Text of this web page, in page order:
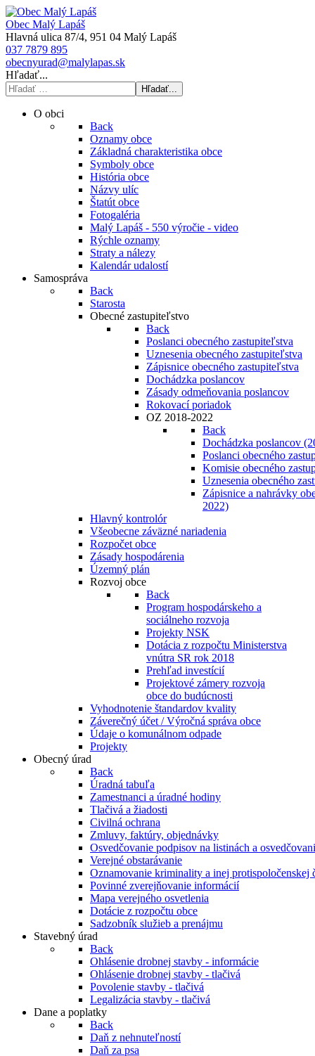
Obec Malý Lapáš
Hlavná ulica 87/4, 951 04 Malý Lapáš
037 7879 895
obecnyurad@malylapas.sk
Hľadať...
Hľadať...
O obci
Back
Oznamy obce
Základná charakteristika obce
Symboly obce
História obce
Názvy ulíc
Štatút obce
Fotogaléria
Malý Lapáš - 550 výročie - video
Rýchle oznamy
Straty a nálezy
Kalendár udalostí
Samospráva
Back
Starosta
Obecné zastupiteľstvo
Back
Poslanci obecného zastupiteľstva
Uznesenia obecného zastupiteľstva
Zápisnice obecného zastupiteľstva
Dochádzka poslancov
Zásady odmeňovania poslancov
Rokovací poriadok
OZ 2018-2022
Back
Dochádzka poslancov
Poslanci obecného
Komisie obecného
Uznesenia obecného
Zápisnice a nahrávky
2022)
Hlavný kontrolór
Všeobecne záväzné nariadenia
Rozpočet obce
Zásady hospodárenia
Územný plán
Rozvoj obce
Back
Program hospodárskeho a
sociálneho rozvoja
Projekty NSK
Dotácia z rozpočtu Ministerstva
vnútra SR rok 2018
Prehľad investícií
Projektové zámery rozvoja
obce do budúcnosti
Vyhodnotenie štandardov kvality
Záverečný účet / Výročná správa obce
Údaje o komunálnom odpade
Projekty
Obecný úrad
Back
Úradná tabuľa
Zamestnanci a úradné hodiny
Tlačivá a žiadosti
Civilná ochrana
Zmluvy, faktúry, objednávky
Osvedčovanie podpisov na listinách a
Verejné obstarávanie
Oznamovanie kriminality a inej protispoločenskej
Povinné zverejňovanie informácií
Mapa verejného osvetlenia
Dotácie z rozpočtu obce
Sadzobník služieb a prenájmu
Stavebný úrad
Back
Ohlásenie drobnej stavby - informácie
Ohlásenie drobnej stavby - tlačivá
Povolenie stavby - tlačivá
Legalizácia stavby - tlačivá
Dane a poplatky
Back
Daň z nehnuteľností
Daň za psa